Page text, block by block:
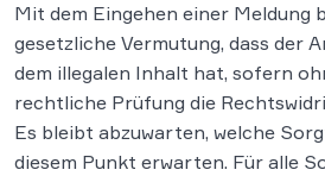
Mit dem Eingehen einer Meldung
gesetzliche Vermutung, dass der
dem illegalen Inhalt hat, sofern
rechtliche Prüfung die
Es bleibt abzuwarten, welche
diesem Punkt erwarten. Für alle